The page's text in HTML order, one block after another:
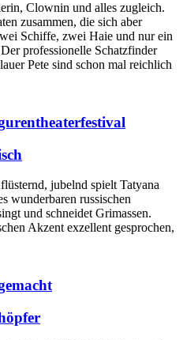
Clownin und alles zugleich.
zusammen, die sich aber
Schiffe, zwei Haie und nur ein
professionelle Schatzfinder
Pete sind schon mal reichlich
jubelnd spielt Tatyana
wunderbaren russischen
und schneidet Grimassen.
Akzent exzellent gesprochen,